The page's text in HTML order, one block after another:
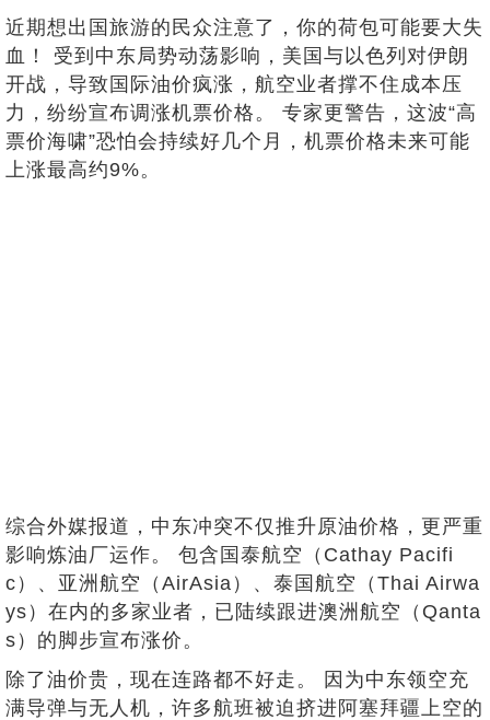
近期想出国旅游的民众注意了，你的荷包可能要大失
血！ 受到中东局势动荡影响，美国与以色列对伊朗
开战，导致国际油价疯涨，航空业者撑不住成本压
力，纷纷宣布调涨机票价格。 专家更警告，这波“高
票价海啸”恐怕会持续好几个月，机票价格未来可能
上涨最高约9%。
综合外媒报道，中东冲突不仅推升原油价格，更严重
影响炼油厂运作。 包含国泰航空（Cathay Pacifi
c）、亚洲航空（AirAsia）、泰国航空（Thai Airwa
ys）在内的多家业者，已陆续跟进澳洲航空（Qanta
s）的脚步宣布涨价。
除了油价贵，现在连路都不好走。 因为中东领空充
满导弹与无人机，许多航班被迫挤进阿塞拜疆上空的